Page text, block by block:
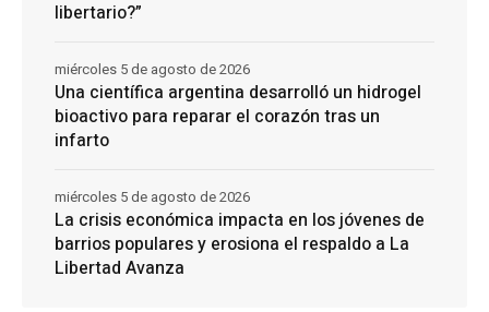
libertario?”
Una científica argentina desarrolló un hidrogel
bioactivo para reparar el corazón tras un
infarto
miércoles 5 de agosto de 2026
La crisis económica impacta en los jóvenes de
barrios populares y erosiona el respaldo a La
Libertad Avanza
miércoles 5 de agosto de 2026